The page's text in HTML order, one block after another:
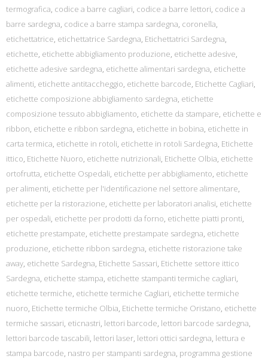
termografica, codice a barre cagliari, codice a barre lettori, codice a
barre sardegna, codice a barre stampa sardegna, coronella,
etichettatrice, etichettatrice Sardegna, Etichettatrici Sardegna,
etichette, etichette abbigliamento produzione, etichette adesive,
etichette adesive sardegna, etichette alimentari sardegna, etichette
alimenti, etichette antitaccheggio, etichette barcode, Etichette Cagliari,
etichette composizione abbigliamento sardegna, etichette
composizione tessuto abbigliamento, etichette da stampare, etichette e
ribbon, etichette e ribbon sardegna, etichette in bobina, etichette in
carta termica, etichette in rotoli, etichette in rotoli Sardegna, Etichette
ittico, Etichette Nuoro, etichette nutrizionali, Etichette Olbia, etichette
ortofrutta, etichette Ospedali, etichette per abbigliamento, etichette
per alimenti, etichette per l'identificazione nel settore alimentare,
etichette per la ristorazione, etichette per laboratori analisi, etichette
per ospedali, etichette per prodotti da forno, etichette piatti pronti,
etichette prestampate, etichette prestampate sardegna, etichette
produzione, etichette ribbon sardegna, etichette ristorazione take
away, etichette Sardegna, Etichette Sassari, Etichette settore ittico
Sardegna, etichette stampa, etichette stampanti termiche cagliari,
etichette termiche, etichette termiche Cagliari, etichette termiche
nuoro, Etichette termiche Olbia, Etichette termiche Oristano, etichette
termiche sassari, eticnastri, lettori barcode, lettori barcode sardegna,
lettori barcode tascabili, lettori laser, lettori ottici sardegna, lettura e
stampa barcode, nastro per stampanti sardegna, programma gestione